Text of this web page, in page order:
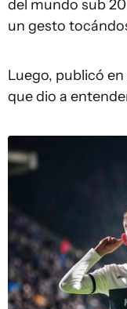
del mundo sub
un gesto
Luego, publicó
que dio a